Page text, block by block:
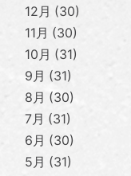
12月
30
11月
30
10月
31
9月
31
8月
30
7月
31
6月
30
5月
31